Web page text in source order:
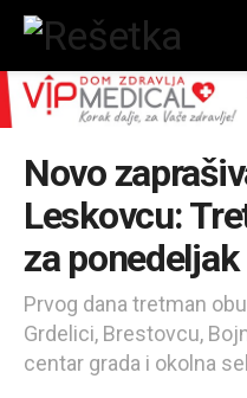
Novo
Leskovcu:
za
Prvog dana tretman
Grdelici, Brestovcu,
centar grada i okolna